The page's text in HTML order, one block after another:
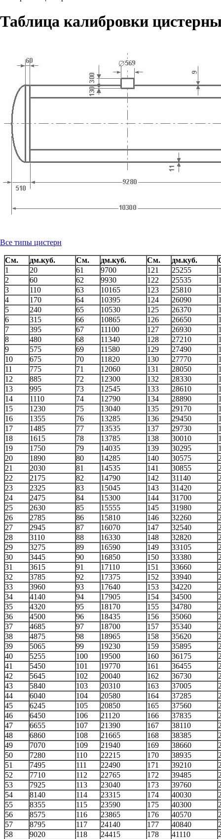
Таблица калибровки
Все типы цистерн
См. дм.куб. См. дм.куб. См. дм.куб.
1
20 61 9700 121 25255
2
60 62 9930 122 25535
3
110 63 10165 123 25810
4
170 64 10395 124 26090
5
240 65 10530 125 26370
6
315 66 10865 126 26650
7
395 67 11100 127 26930
8
480 68 11340 128 27210
9
575 69 11580 129 27490
10
675 70 11820 130 27770
11
775 71 12060 131 28050
12
885 72 12300 132 28330
13
995 73 12545 133 28610
14
1110 74 12790 134 28890
15
1230 75 13040 135 29170
16
1355 76 13285 136 29450
17
1485 77 13535 137 29730
18
1615 78 13785 138 30010
19
1750 79 14035 139 30295
20
1890 80 14285 140 30575
21
2030 81 14535 141 30855
22
2175 82 14790 142 31140
23
2325 83 15045 143 31420
24
2475 84 15300 144 31700
25
2630 85 15555 145 31980
26
2785 86 15810 146 32260
27
2945 87 16070 147 32540
28
3110 88 16330 148 32820
29
3275 89 16590 149 33105
30
3445 90 16850 150 33380
31
3615 91 17110 151 33660
32
3785 92 17375 152 33940
33
3960 93 17640 153 34220
34
4140 94 17905 154 34500
35
4320 95 18170 155 34780
36
4500 96 18435 156 35060
37
4685 97 18700 157 35340
38
4875 98 18965 158 35620
39
5065 99 19230 159 35895
40
5255 100 19500 160 36175
41
5450 101 19770 161 36455
42
5645 102 20040 162 36730
43
5840 103 20310 163 37005
44
6040 104 20580 164 37285
45
6245 105 20850 165 37560
46
6450 106 21120 166 37835
47
6655 107 21390 167 38110
48
6860 108 21665 168 38385
49
7070 109 21940 169 38660
50
7280 110 22215 170 38935
51
7495 111 22490 171 39210
52
7710 112 22765 172 39485
53
7925 113 23040 173 39760
54
8140 114 23315 174 40030
55
8355 115 23590 175 40300
56
8575 116 23865 176 40570
57
8795 117 24140 177 40840
58
9020 118 24415 178 41110